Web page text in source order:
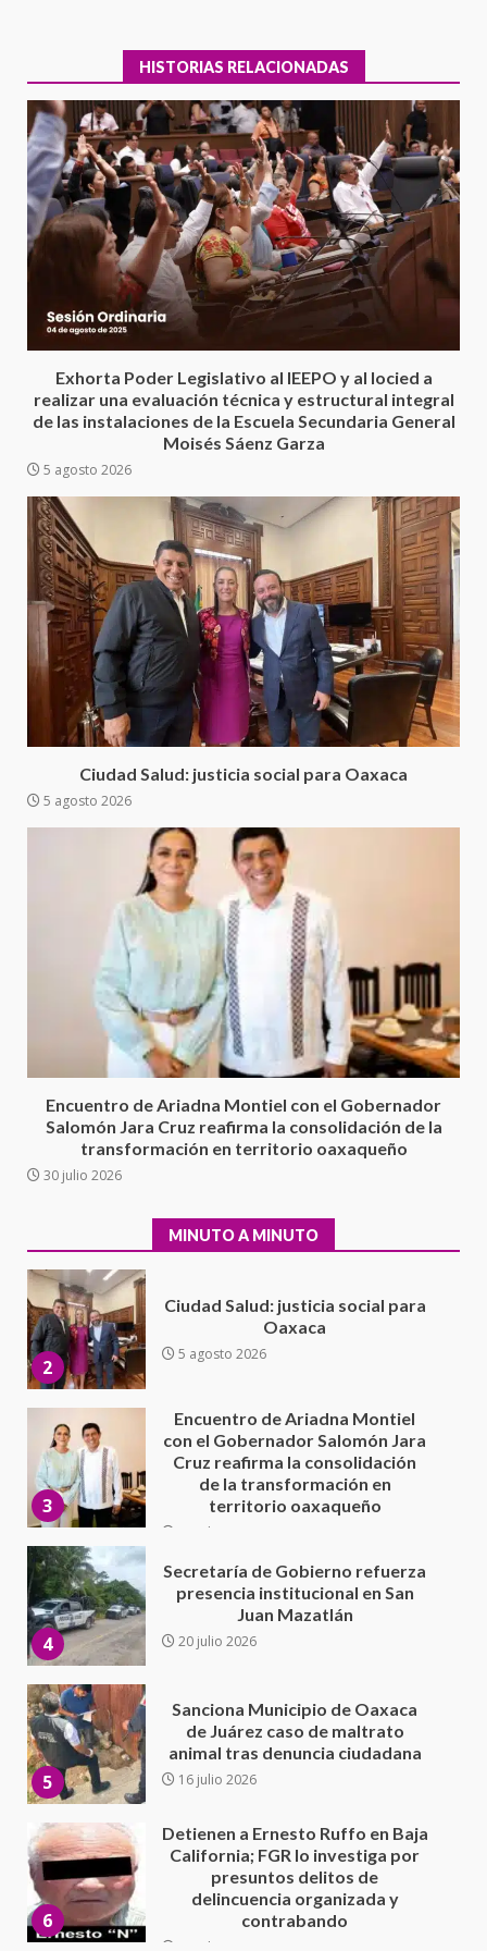
HISTORIAS RELACIONADAS
Exhorta Poder Legislativo al IEEPO y al Iocied a
realizar una evaluación técnica y estructural integral
de las instalaciones de la Escuela Secundaria General
Moisés Sáenz Garza
5 agosto 2026
Ciudad Salud: justicia social para Oaxaca
5 agosto 2026
Encuentro de Ariadna Montiel con el Gobernador
Salomón Jara Cruz reafirma la consolidación de la
transformación en territorio oaxaqueño
30 julio 2026
MINUTO A MINUTO
3
Encuentro de Ariadna Montiel
con el Gobernador Salomón Jara
Cruz reafirma la consolidación
de la transformación en
territorio oaxaqueño
30 julio 2026
4
presencia institucional en San
Juan Mazatlán
20 julio 2026
5
Sanciona Municipio de Oaxaca
de Juárez caso de maltrato
animal tras denuncia ciudadana
16 julio 2026
6
Detienen a Ernesto Ruffo en Baja
presuntos delitos de
contrabando
16 julio 2026
Sin paso carretera Oaxaca-
Cuacnopalan
26 junio 2026
1
Exhorta Poder Legislativo al
IEEPO y al Iocied a realizar una
evaluación técnica y estructural
integral de las instalaciones de la
Escuela Secundaria General
Moisés Sáenz Garza
5 agosto 2026
5 agosto 2026
3
con el Gobernador Salomón Jara
Cruz reafirma la consolidación
de la transformación en
4
Secretaría de Gobierno refuerza
presencia institucional en San
Juan Mazatlán
20 julio 2026
5
Sanciona Municipio de Oaxaca
de Juárez caso de maltrato
animal tras denuncia ciudadana
16 julio 2026
6
Detienen a Ernesto Ruffo en Baja
California; FGR lo investiga por
presuntos delitos de
delincuencia organizada y
7
Sin paso carretera Oaxaca-
Cuacnopalan
26 junio 2026